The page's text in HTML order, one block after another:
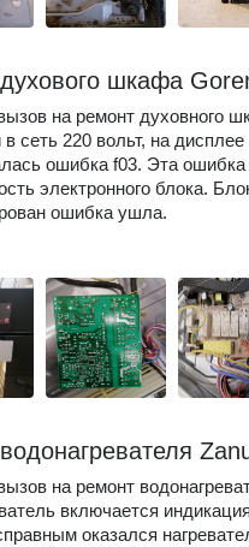
шкафа
на ремонт духовного
сеть 220 вольт, на дисплее
ошибка f03. Эта ошибка
электронного блока.
ошибка ушла.
на ремонт
включается
оказался